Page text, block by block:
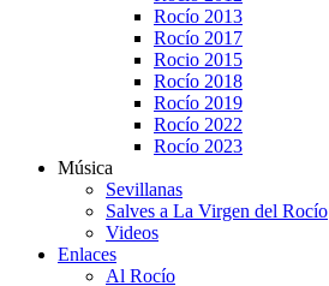
Rocío 2013
Rocío 2017
Rocio 2015
Rocío 2018
Rocío 2019
Rocío 2022
Rocío 2023
Música
Sevillanas
Salves a La Virgen del Rocío
Videos
Enlaces
Al Rocío